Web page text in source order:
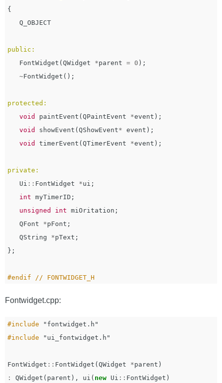
{
Q_OBJECT
public:
FontWidget ( QWidget *parent = 0 );
~FontWidget ();
protected:
void
paintEvent ( QPaintEvent *event );
void
showEvent ( QShowEvent* event );
void
timerEvent ( QTimerEvent *event );
private:
Ui :: FontWidget *ui ;
int myTimerID ;
unsigned
int miOritation ;
QFont
*pFont ;
QString
*pText ;
};
Fontwidget.cpp:
#include
"fontwidget.h"
#include
"ui_fontwidget.h"
FontWidget :: FontWidget ( QWidget *parent )
:
QWidget ( parent ), ui ( new Ui :: FontWidget )